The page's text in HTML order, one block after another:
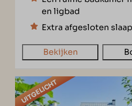
en ligbad
Extra afgesloten
Bekijken
UITGELICHT